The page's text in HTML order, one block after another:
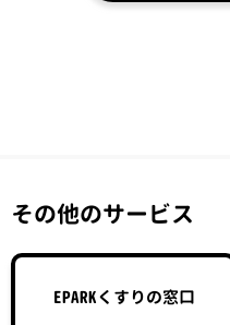
その他のサービス
EPARKくすりの窓口